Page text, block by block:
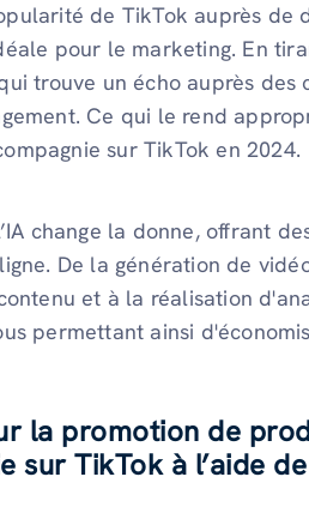
de TikTok auprès de
pour le marketing. En
trouve un écho auprès
Ce qui le rend
sur TikTok en 2024.
change la donne, offrant
De la génération de
et à la réalisation
permettant ainsi
la promotion de
sur TikTok à l’aide de